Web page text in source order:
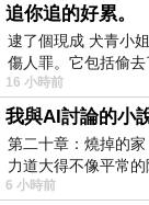
術後隔天，需
有提供診友術
月、半年、一
術後頭髮生長
了改變，一切
追你追的好累。
逮了個現成 犬青小
傷人罪。它包括偷
16 小時前
我與AI討論的小
第二十章：燒掉的
力道大得不像平常
6 小時前